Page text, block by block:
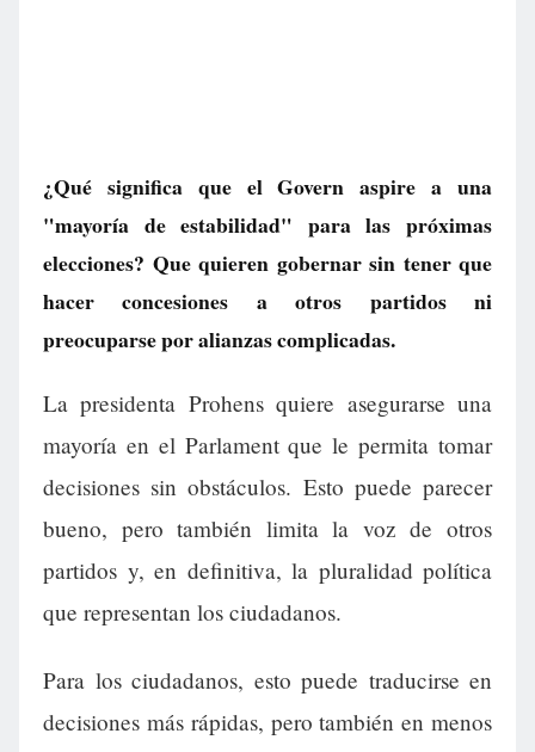
¿Qué significa que el Govern aspire a una
"mayoría de estabilidad" para las próximas
elecciones? Que quieren gobernar sin tener que
hacer concesiones a otros partidos ni
preocuparse por alianzas complicadas.
La presidenta Prohens quiere asegurarse una
mayoría en el Parlament que le permita tomar
decisiones sin obstáculos. Esto puede parecer
bueno, pero también limita la voz de otros
partidos y, en definitiva, la pluralidad política
que representan los ciudadanos.
Para los ciudadanos, esto puede traducirse en
decisiones más rápidas, pero también en menos